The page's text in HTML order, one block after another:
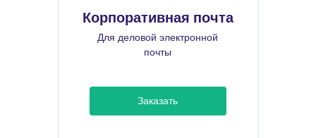
Корпоративная почта
Для деловой электронной
почты
Заказать